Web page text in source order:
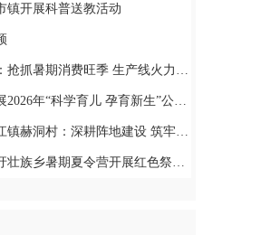
镇开展科普送教活动
抓暑期消费旺季 生产线火力全开
年“科学育儿 孕育新生”公益活动
赫洞村：深耕阵地建设 筑牢党建根基
族乡暑期夏令营开展红色祭扫研学活动